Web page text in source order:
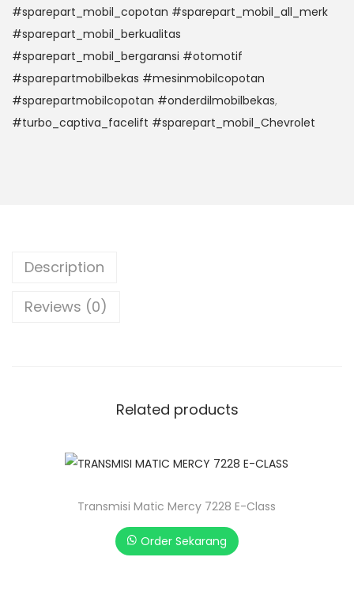
#sparepart_mobil_copotan #sparepart_mobil_all_merk
#sparepart_mobil_berkualitas
#sparepart_mobil_bergaransi #otomotif
#sparepartmobilbekas #mesinmobilcopotan
#sparepartmobilcopotan #onderdilmobilbekas,
#turbo_captiva_facelift #sparepart_mobil_Chevrolet
Description
Reviews (0)
Related products
Transmisi Matic Mercy 7228 E-Class
Order Sekarang